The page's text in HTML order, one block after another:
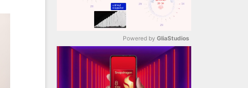
Mute
Powered by GliaStudios